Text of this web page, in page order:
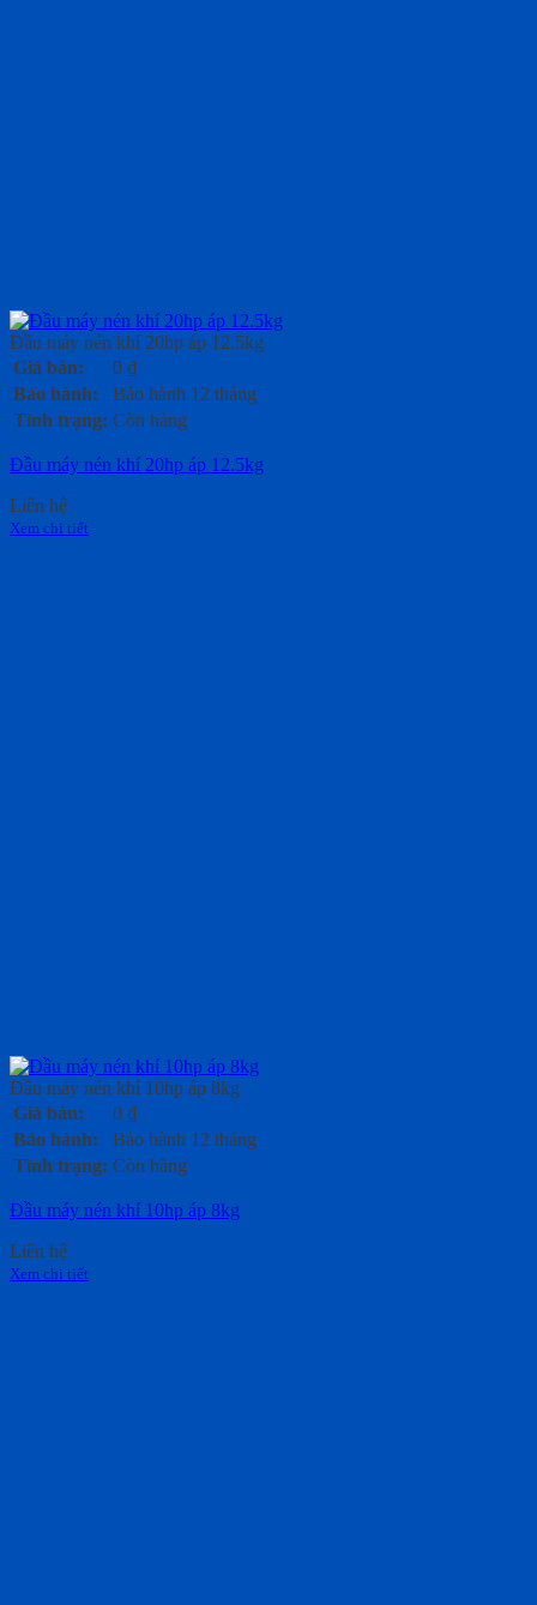
Đầu máy nén khí 20hp áp 12.5kg
Giá bán:
0 ₫
Bảo hành:
Bảo hành 12 tháng
Tình trạng: Còn hàng
Đầu máy nén khí 20hp áp 12.5kg
Liên hệ
Xem chi tiết
Đầu máy nén khí 10hp áp 8kg
Giá bán:
0 ₫
Bảo hành:
Bảo hành 12 tháng
Tình trạng: Còn hàng
Đầu máy nén khí 10hp áp 8kg
Liên hệ
Xem chi tiết